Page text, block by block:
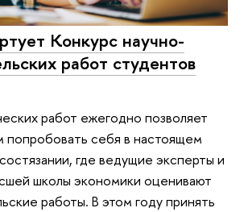
Конкурс научно-
работ студентов
работ ежегодно позволяет
себя в настоящем
где ведущие эксперты и
школы экономики оценивают
работы. В этом году принять